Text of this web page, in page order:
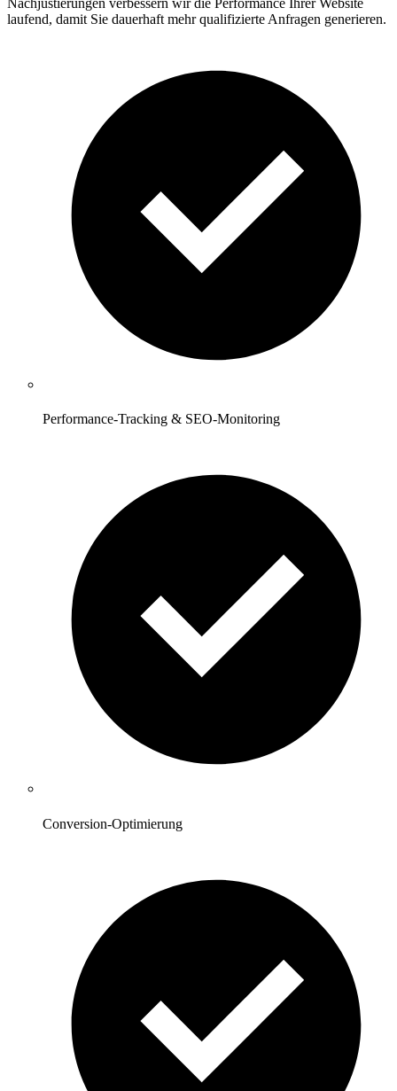
laufend, damit Sie dauerhaft mehr qualifizierte Anfragen generieren.
Performance-Tracking & SEO-Monitoring
Conversion-Optimierung